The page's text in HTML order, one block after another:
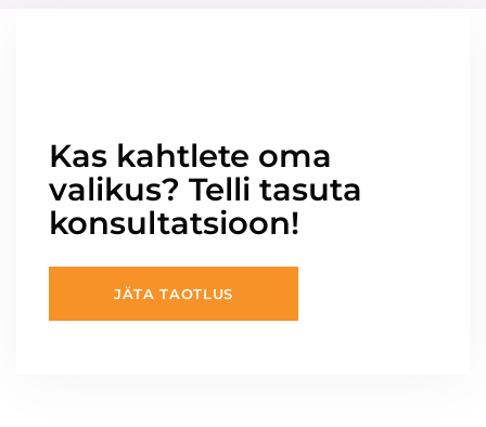
Kas kahtlete oma
valikus? Telli tasuta
konsultatsioon!
JÄTA TAOTLUS